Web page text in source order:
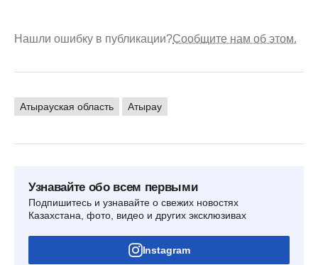
Нашли ошибку в публикации?Сообщите нам об этом.
Атырауская область Атырау
Узнавайте обо всем первыми
Подпишитесь и узнавайте о свежих новостях
Казахстана, фото, видео и других эксклюзивах
Instagram